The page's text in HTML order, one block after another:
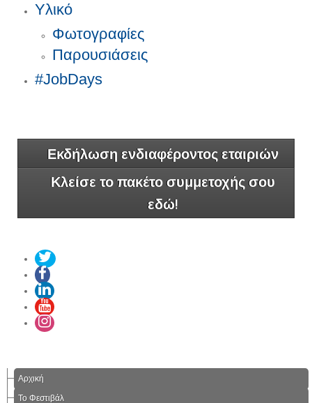
Υλικό
Φωτογραφίες
Παρουσιάσεις
#JobDays
Εκδήλωση ενδιαφέροντος εταιριών
Κλείσε το πακέτο συμμετοχής σου
εδώ!
Αρχική
Το Φεστιβάλ